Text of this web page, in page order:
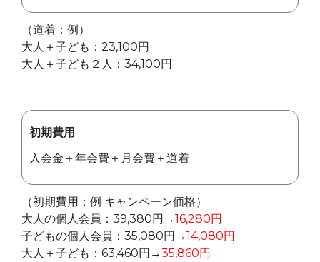
（道着：例）
大人＋子ども：23,100円
大人＋子ども２人：34,100円
初期費用
入会金＋年会費＋月会費＋道着
（初期費用：例 キャンペーン価格）
大人の個人会員：39,380円→16,280円
子どもの個人会員：35,080円→14,080円
大人＋子ども：63,460円→35,860円